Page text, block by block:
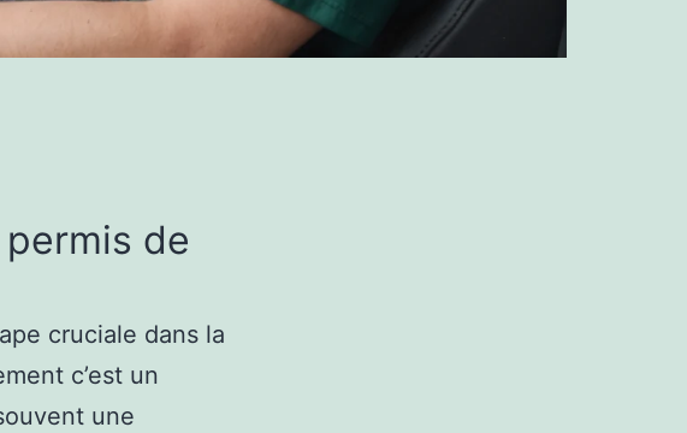
permis de
cruciale dans la
c’est un
une